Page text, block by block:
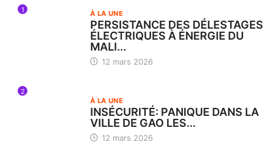
1 À LA UNE
PERSISTANCE DES DÉLESTAGES
ÉLECTRIQUES À ÉNERGIE DU
MALI...
12 mars 2026
2
À LA UNE
INSÉCURITÉ: PANIQUE DANS LA
VILLE DE GAO LES...
12 mars 2026